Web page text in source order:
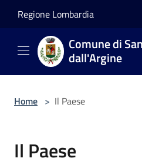
Regione Lombardia
Comune di
dall'Argine
Home > Il Paese
Il Paese